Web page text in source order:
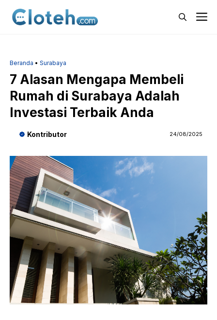
Beranda • Surabaya
7 Alasan Mengapa Membeli
Rumah di Surabaya Adalah
Investasi Terbaik Anda
Kontributor 24/08/2025